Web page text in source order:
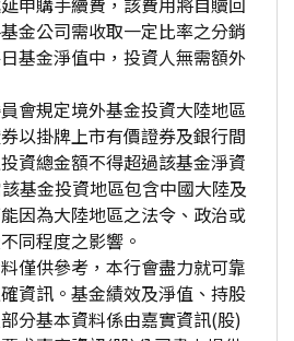
金公司需收取一定比率之分銷
基金淨值中，投資人無需額外
會規定境外基金投資大陸地區
以掛牌上市有價證券及銀行間
資總金額不得超過該基金淨資
基金投資地區包含中國大陸及
因為大陸地區之法令、政治或
同程度之影響。
僅供參考，本行會盡力就可靠
資訊。基金績效及淨值、持股
分基本資料係由嘉實資訊(股)